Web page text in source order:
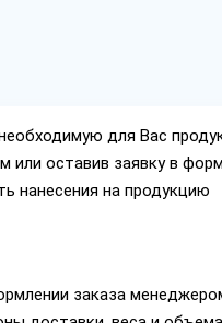
для Вас
или оставив заявку в
нанесения на продукцию
заказа